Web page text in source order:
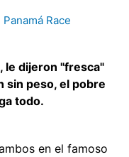
Panamá Race
le dijeron "fresca"
sin peso, el pobre
todo.
en el famoso